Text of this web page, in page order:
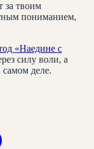
за твоим
пониманием,
«Наедине с
силу воли, а
самом деле.